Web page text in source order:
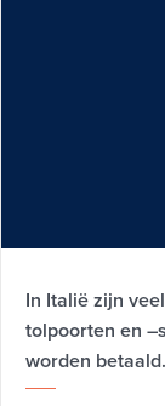
In Italië zijn
tolpoorten en
worden betaald.